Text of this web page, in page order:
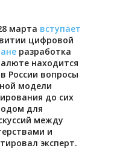
марта вступает
цифровой
разработка
находится
России вопросы
модели
до сих
для
между
и
эксперт.